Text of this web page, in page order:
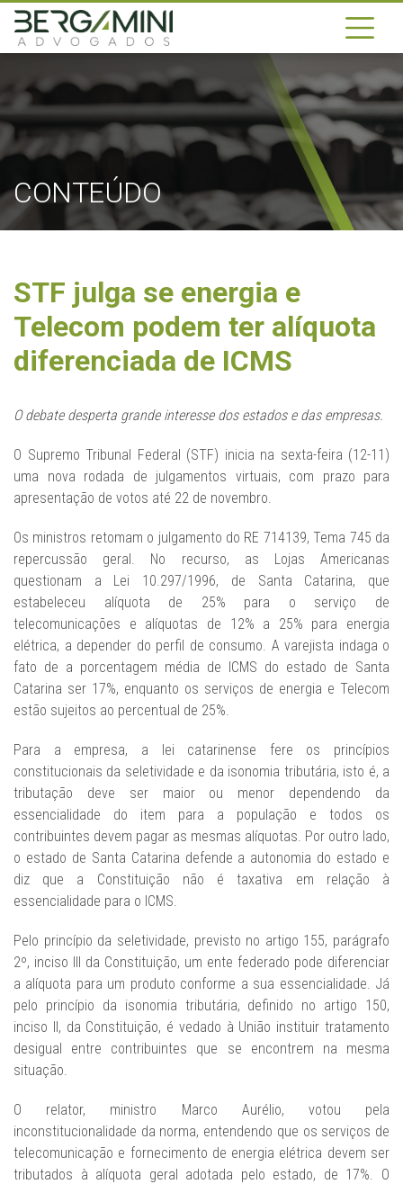
CONTEÚDO
STF julga se energia e
Telecom podem ter alíquota
diferenciada de ICMS
O debate desperta grande interesse dos estados e das empresas.
O Supremo Tribunal Federal (STF) inicia na sexta-feira (12-11)
uma nova rodada de julgamentos virtuais, com prazo para
apresentação de votos até 22 de novembro.
Os ministros retomam o julgamento do RE 714139, Tema 745 da
repercussão geral. No recurso, as Lojas Americanas
questionam a Lei 10.297/1996, de Santa Catarina, que
estabeleceu alíquota de 25% para o serviço de
telecomunicações e alíquotas de 12% a 25% para energia
elétrica, a depender do perfil de consumo. A varejista indaga o
fato de a porcentagem média de ICMS do estado de Santa
Catarina ser 17%, enquanto os serviços de energia e Telecom
estão sujeitos ao percentual de 25%.
Para a empresa, a lei catarinense fere os princípios
constitucionais da seletividade e da isonomia tributária, isto é, a
tributação deve ser maior ou menor dependendo da
essencialidade do item para a população e todos os
contribuintes devem pagar as mesmas alíquotas. Por outro lado,
o estado de Santa Catarina defende a autonomia do estado e
diz que a Constituição não é taxativa em relação à
essencialidade para o ICMS.
Pelo princípio da seletividade, previsto no artigo 155, parágrafo
2º, inciso III da Constituição, um ente federado pode diferenciar
a alíquota para um produto conforme a sua essencialidade. Já
pelo princípio da isonomia tributária, definido no artigo 150,
inciso II, da Constituição, é vedado à União instituir tratamento
desigual entre contribuintes que se encontrem na mesma
situação.
O relator, ministro Marco Aurélio, votou pela
inconstitucionalidade da norma, entendendo que os serviços de
telecomunicação e fornecimento de energia elétrica devem ser
tributados à alíquota geral adotada pelo estado, de 17%. O